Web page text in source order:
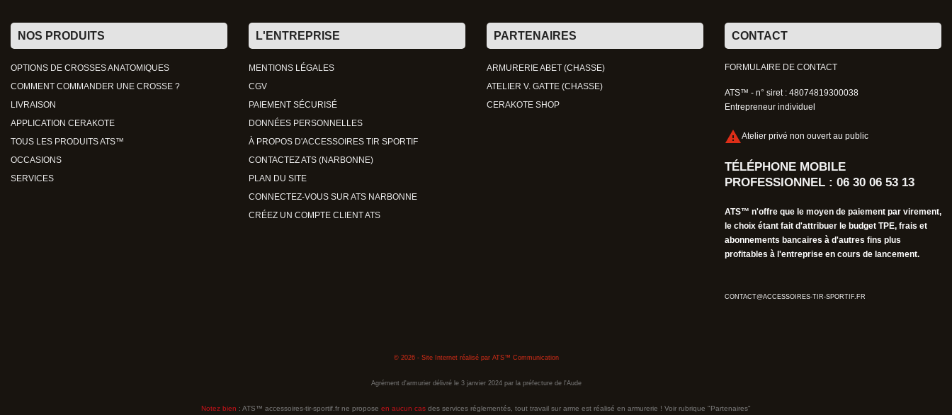
NOS PRODUITS
OPTIONS DE CROSSES ANATOMIQUES
COMMENT COMMANDER UNE CROSSE ?
LIVRAISON
APPLICATION CERAKOTE
TOUS LES PRODUITS ATS™
OCCASIONS
SERVICES
L'ENTREPRISE
MENTIONS LÉGALES
CGV
PAIEMENT SÉCURISÉ
DONNÉES PERSONNELLES
À PROPOS D'ACCESSOIRES TIR SPORTIF
CONTACTEZ ATS (NARBONNE)
PLAN DU SITE
CONNECTEZ-VOUS SUR ATS NARBONNE
CRÉEZ UN COMPTE CLIENT ATS
PARTENAIRES
ARMURERIE ABET (CHASSE)
ATELIER V. GATTE (CHASSE)
CERAKOTE SHOP
CONTACT
FORMULAIRE DE CONTACT
ATS™ - n° siret : 48074819300038
Entrepreneur individuel
Atelier privé non ouvert au public
TÉLÉPHONE MOBILE
PROFESSIONNEL : 06 30 06 53 13
ATS™ n'offre que le moyen de paiement par virement,
le choix étant fait d'attribuer le budget TPE, frais et
abonnements bancaires à d'autres fins plus
profitables à l'entreprise en cours de lancement.
CONTACT@ACCESSOIRES-TIR-SPORTIF.FR
© 2026 - Site Internet réalisé par ATS™ Communication
Agrément d'armurier délivré le 3 janvier 2024 par la préfecture de l'Aude
Notez bien : ATS™ accessoires-tir-sportif.fr ne propose en aucun cas des services réglementés, tout travail sur arme est réalisé en armurerie ! Voir rubrique "Partenaires"